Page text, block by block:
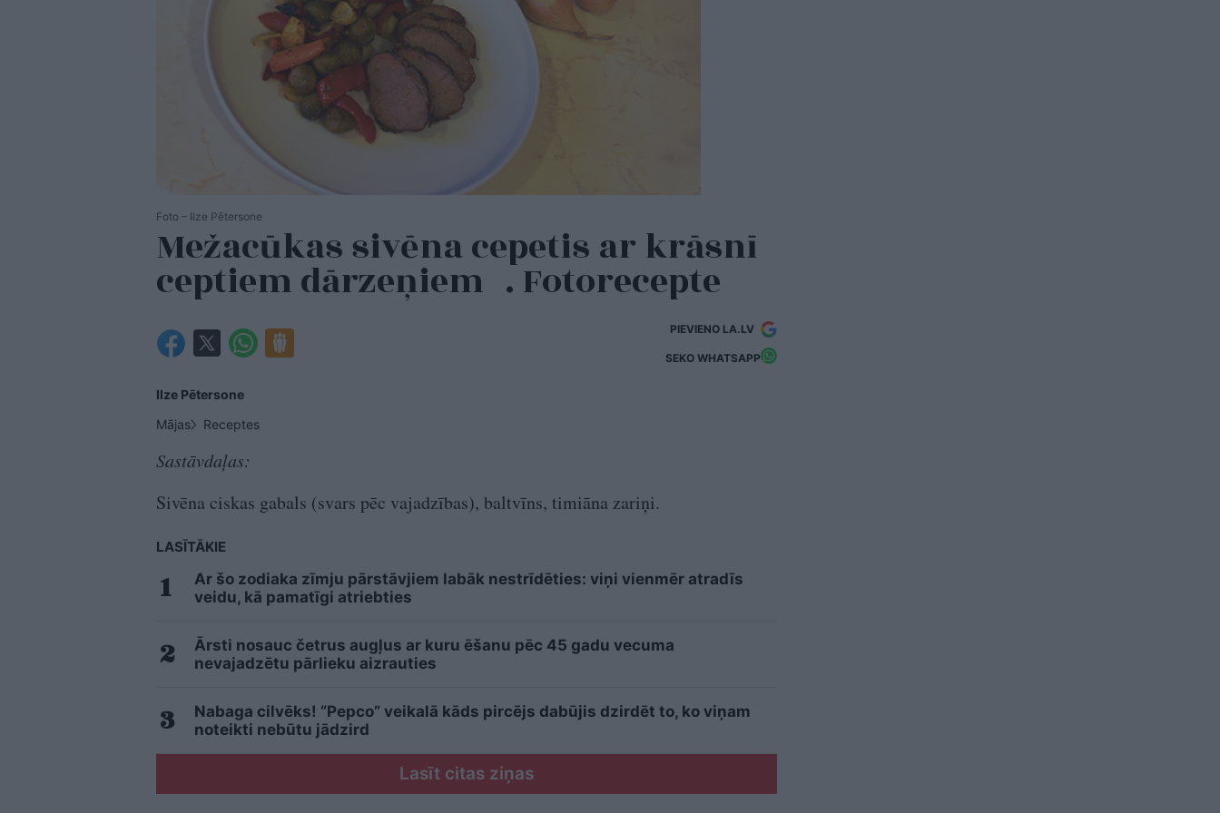
Foto – Ilze Pētersone
Mežacūkas sivēna cepetis ar krāsnī
ceptiem dārzeņiem . Fotorecepte
PIEVIENO LA.LV
SEKO WHATSAPP
Ilze Pētersone
Mājas
Receptes
Sastāvdaļas:
Sivēna ciskas gabals (svars pēc vajadzības), baltvīns, timiāna zariņi.
LASĪTĀKIE
Ar šo zodiaka zīmju pārstāvjiem labāk nestrīdēties: viņi vienmēr atradīs
veidu, kā pamatīgi atriebties
Ārsti nosauc četrus augļus ar kuru ēšanu pēc 45 gadu vecuma
nevajadzētu pārlieku aizrauties
Nabaga cilvēks! “Pepco” veikalā kāds pircējs dabūjis dzirdēt to, ko viņam
noteikti nebūtu jādzird
Lasīt citas ziņas